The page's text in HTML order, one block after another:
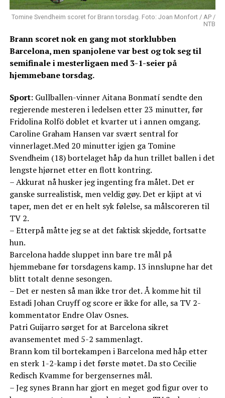
Tomine Svendheim scoret for Brann torsdag. Foto: Joan Monfort / AP /
NTB
Brann scoret nok en gang mot storklubben
Barcelona, men spanjolene var best og tok seg til
semifinale i mesterligaen med 3-1-seier på
hjemmebane torsdag.
Sport: Gullballen-vinner Aitana Bonmatí sendte den
regjerende mesteren i ledelsen etter 23 minutter, før
Fridolina Rolfö doblet et kvarter ut i annen omgang.
Caroline Graham Hansen var svært sentral for
vinnerlaget.Med 20 minutter igjen ga Tomine
Svendheim (18) bortelaget håp da hun trillet ballen i det
lengste hjørnet etter en flott kontring.
– Akkurat nå husker jeg ingenting fra målet. Det er
ganske surrealistisk, men veldig gøy. Det er kjipt at vi
taper, men det er en helt syk følelse, sa målscoreren til
TV 2.
– Etterpå måtte jeg se at det faktisk skjedde, fortsatte
hun.
Barcelona hadde sluppet inn bare tre mål på
hjemmebane før torsdagens kamp. 13 innslupne har det
blitt totalt denne sesongen.
– Det er nesten så man ikke tror det. Å komme hit til
Estadi Johan Cruyff og score er ikke for alle, sa TV 2-
kommentator Endre Olav Osnes.
Patri Guijarro sørget for at Barcelona sikret
avansementet med 5-2 sammenlagt.
Brann kom til bortekampen i Barcelona med håp etter
en sterk 1-2-kamp i det første møtet. Da sto Cecilie
Redisch Kvamme for bergensernes mål.
– Jeg synes Brann har gjort en meget god figur over to